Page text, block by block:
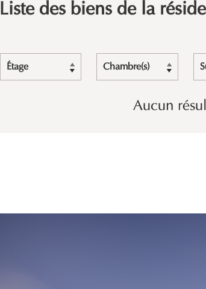
Liste des biens de la
Étage Chambre(s)
Aucun